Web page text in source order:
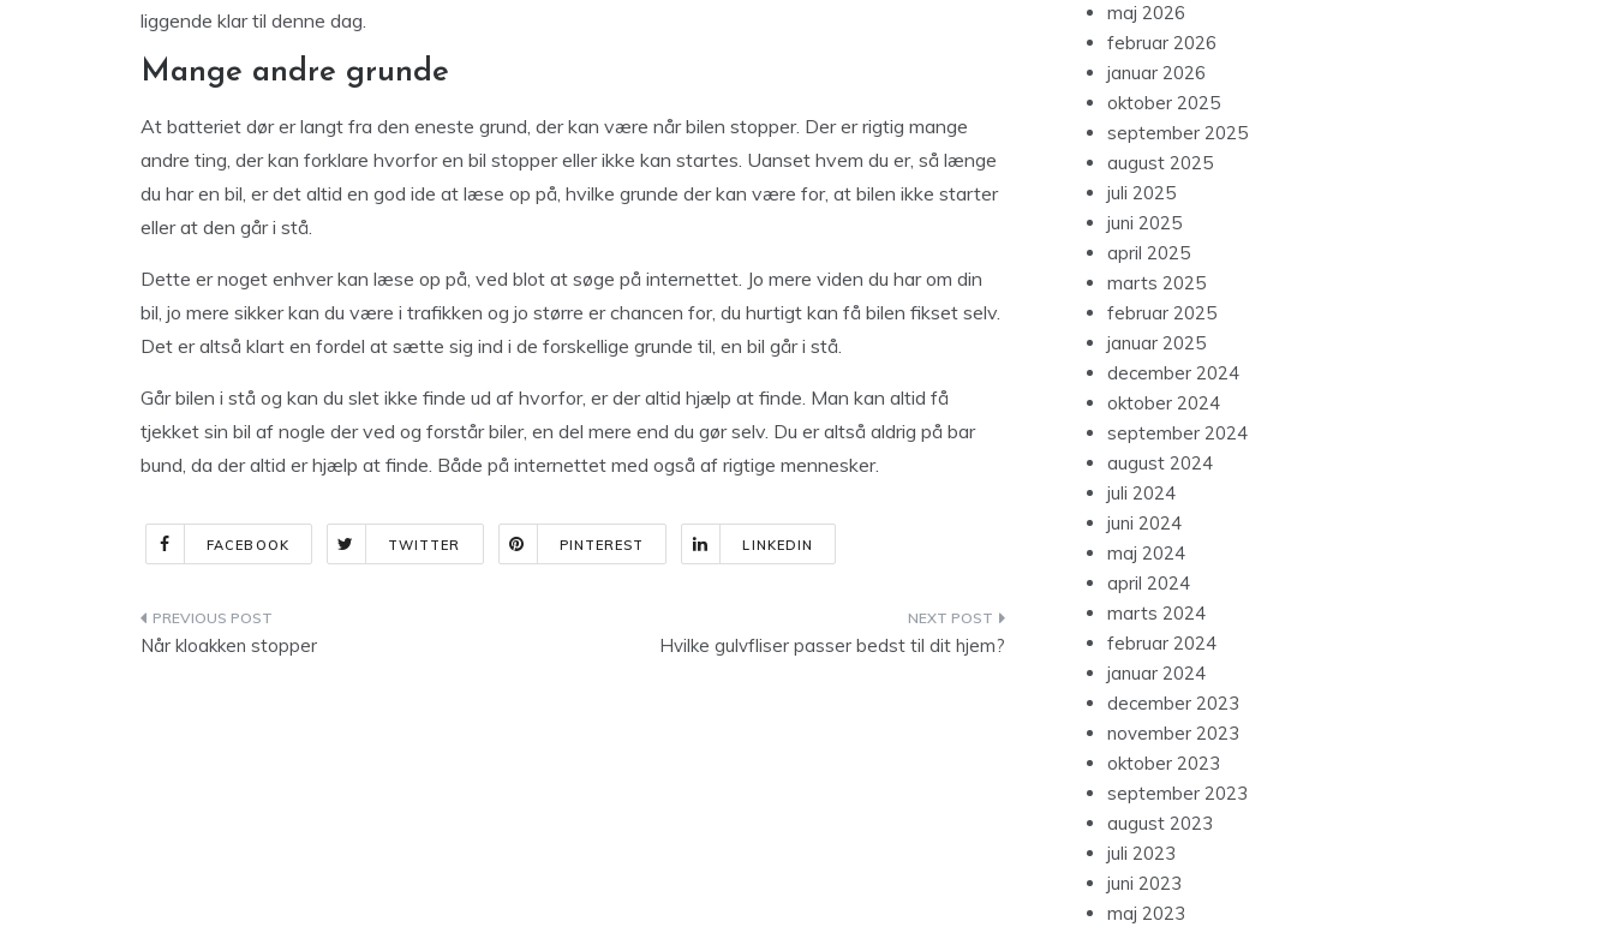
liggende klar til denne dag.
Mange andre grunde
At batteriet dør er langt fra den eneste grund, der kan være når bilen stopper. Der er rigtig mange
andre ting, der kan forklare hvorfor en bil stopper eller ikke kan startes. Uanset hvem du er, så længe
du har en bil, er det altid en god ide at læse op på, hvilke grunde der kan være for, at bilen ikke starter
eller at den går i stå.
Dette er noget enhver kan læse op på, ved blot at søge på internettet. Jo mere viden du har om din
bil, jo mere sikker kan du være i trafikken og jo større er chancen for, du hurtigt kan få bilen fikset selv.
Det er altså klart en fordel at sætte sig ind i de forskellige grunde til, en bil går i stå.
Går bilen i stå og kan du slet ikke finde ud af hvorfor, er der altid hjælp at finde. Man kan altid få
tjekket sin bil af nogle der ved og forstår biler, en del mere end du gør selv. Du er altså aldrig på bar
bund, da der altid er hjælp at finde. Både på internettet med også af rigtige mennesker.
FACEBOOK TWITTER PINTEREST LINKEDIN
Indlægsnavigation
Når kloakken stopper Hvilke gulvfliser passer bedst til dit hjem?
maj 2026
februar 2026
januar 2026
oktober 2025
september 2025
august 2025
juli 2025
juni 2025
april 2025
marts 2025
februar 2025
januar 2025
december 2024
oktober 2024
september 2024
august 2024
juli 2024
juni 2024
maj 2024
april 2024
marts 2024
februar 2024
januar 2024
december 2023
november 2023
oktober 2023
september 2023
august 2023
juli 2023
juni 2023
maj 2023